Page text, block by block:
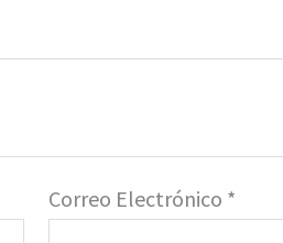
Correo Electrónico *